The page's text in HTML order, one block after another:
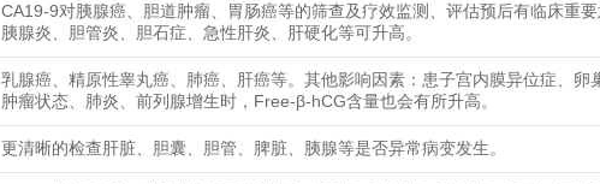
CA19-9对胰腺癌、胆道肿瘤、胃肠癌等的筛查及疗效监测、评估预后有临床重
胰腺炎、胆管炎、胆石症、急性肝炎、肝硬化等可升高。
乳腺癌、精原性睾丸癌、肺癌、肝癌等。其他影响因素：患子宫内膜异位症、卵
肿瘤状态、肺炎、前列腺增生时，Free-β-hCG含量也会有所升高。
更清晰的检查肝脏、胆囊、胆管、脾脏、胰腺等是否异常病变发生。